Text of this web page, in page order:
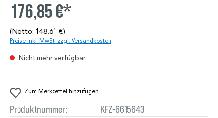
176,85 €*
(Netto: 148,61 €)
Preise inkl. MwSt. zzgl. Versandkosten
Nicht mehr verfügbar
Zum Merkzettel hinzufügen
Produktnummer:
KFZ-6615643